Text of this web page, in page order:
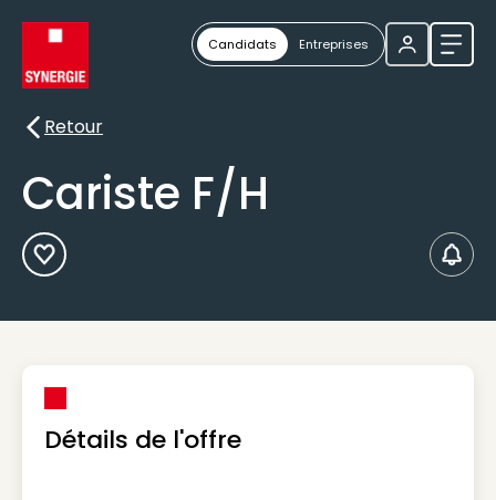
Candidats Entreprises
Retour
Retour
Cariste F/H
Ajouter aux Favoris
Détails de l'offre